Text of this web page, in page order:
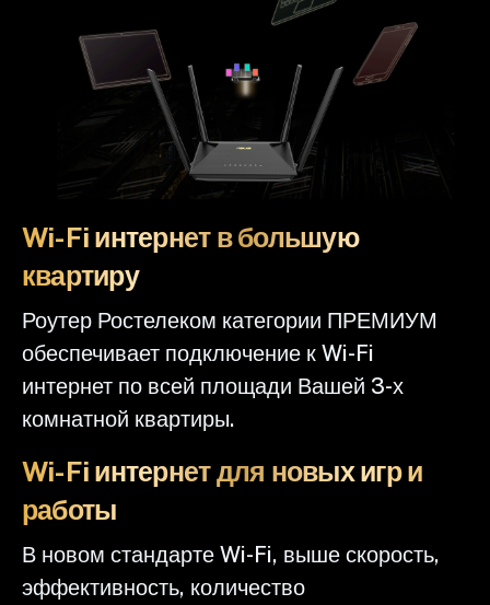
Wi-Fi интернет в большую
квартиру
Роутер Ростелеком категории ПРЕМИУМ
обеспечивает подключение к Wi-Fi
интернет по всей площади Вашей 3-х
комнатной квартиры.
Wi-Fi интернет для новых игр и
работы
В новом стандарте Wi-Fi, выше скорость,
эффективность, количество